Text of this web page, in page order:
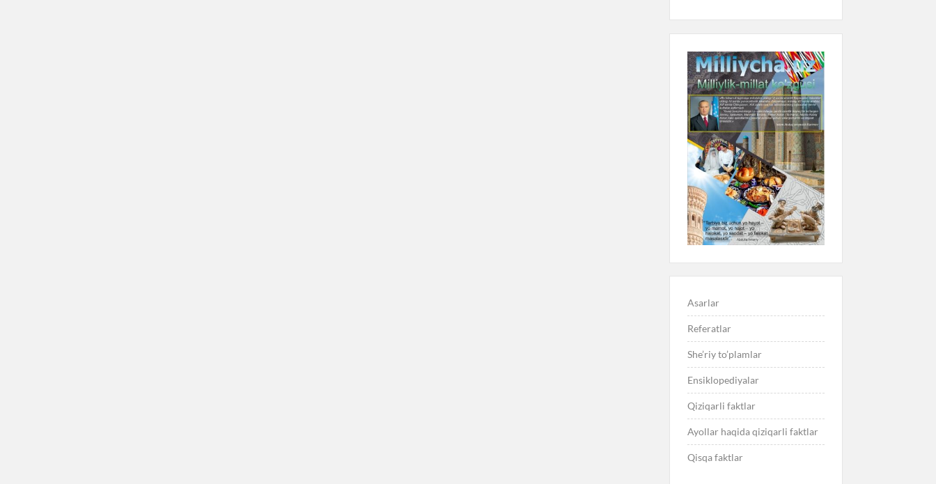
Asarlar
Referatlar
She’riy to’plamlar
Ensiklopediyalar
Qiziqarli faktlar
Ayollar haqida qiziqarli faktlar
Qisqa faktlar